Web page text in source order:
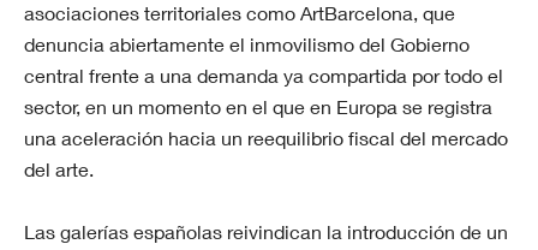
asociaciones territoriales como ArtBarcelona, que
denuncia abiertamente el inmovilismo del Gobierno
central frente a una demanda ya compartida por todo el
sector, en un momento en el que en Europa se registra
una aceleración hacia un reequilibrio fiscal del mercado
del arte.
Las galerías españolas reivindican la introducción de un